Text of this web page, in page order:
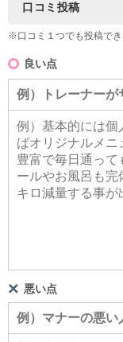
口コミ投稿
※口コミ１つでも投稿でき
良い点
悪い点